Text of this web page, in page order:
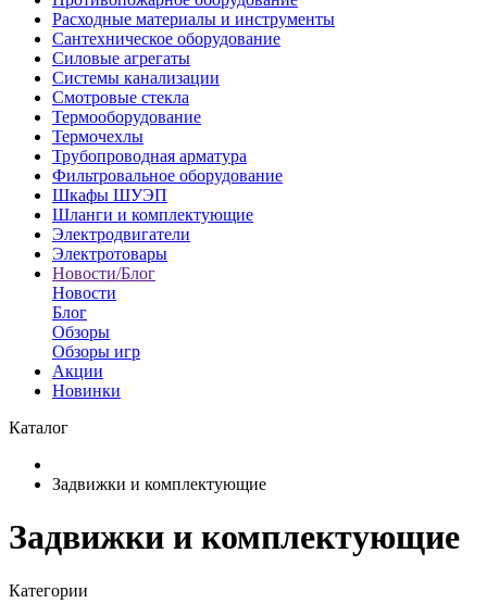
Расходные материалы и инструменты
Сантехническое оборудование
Силовые агрегаты
Системы канализации
Смотровые стекла
Термооборудование
Термочехлы
Трубопроводная арматура
Фильтровальное оборудование
Шкафы ШУЭП
Шланги и комплектующие
Электродвигатели
Электротовары
Новости/Блог
Новости
Блог
Обзоры
Обзоры игр
Акции
Новинки
Каталог
Задвижки и комплектующие
Задвижки и комплектующие
Категории